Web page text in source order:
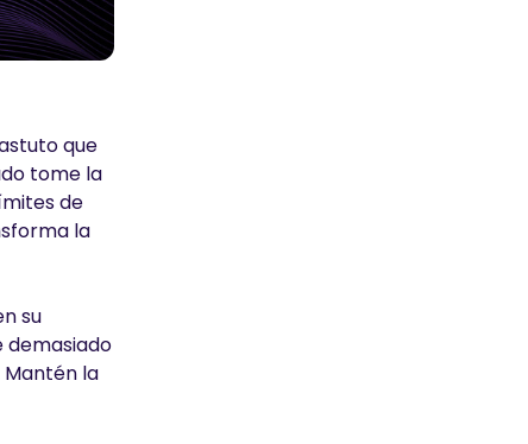
que
tome la
de
la
su
demasiado
Mantén la